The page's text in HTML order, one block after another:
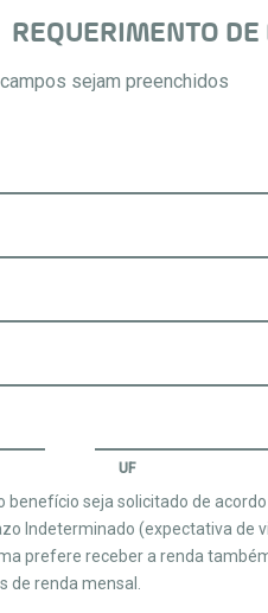
REQUERIMENTO
sejam preenchidos
UF
benefício seja solicitado de
Indeterminado (expectativa de
prefere receber a renda
de renda mensal.